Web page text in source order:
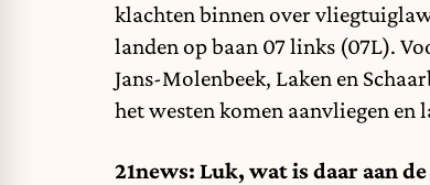
klachten binnen over
landen op baan 07 links (07L).
Jans-Molenbeek, Laken en
het westen komen aanvliegen en
21news: Luk, wat is daar aan de